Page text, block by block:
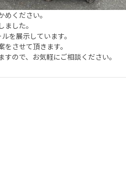
ください。
した。
を展示しています。
させて頂きます。
ので、お気軽にご相談ください。